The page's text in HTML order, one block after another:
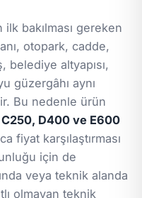
bakılması gereken
otopark, cadde,
belediye altyapısı,
güzergâhı aynı
Bu nedenle ürün
C250, D400 ve E600
fiyat karşılaştırması
için de
veya teknik alanda
olmayan teknik